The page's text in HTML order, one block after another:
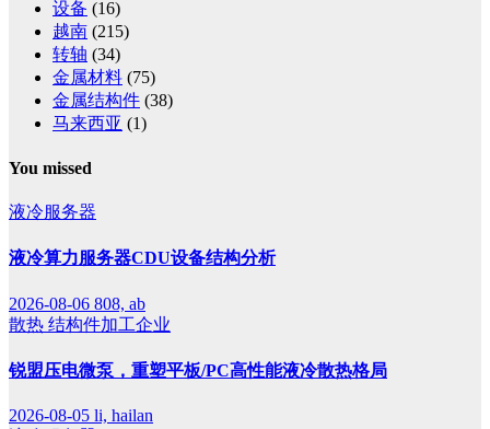
设备 (16)
越南 (215)
转轴 (34)
金属材料 (75)
金属结构件 (38)
马来西亚 (1)
You missed
液冷服务器
液冷算力服务器CDU设备结构分析
2026-08-06 808, ab
散热 结构件加工企业
锐盟压电微泵，重塑平板/PC高性能液冷散热格局
2026-08-05 li, hailan